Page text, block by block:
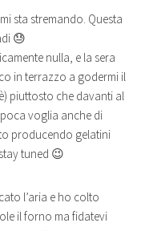
sta stremando. Questa
😓
nulla, e la sera
in terrazzo a godermi il
piuttosto che davanti al
voglia anche di
producendo gelatini
tuned 😉
l’aria e ho colto
il forno ma fidatevi